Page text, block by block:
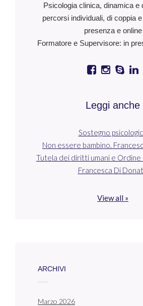
Psicologia clinica, dinamica e
percorsi individuali, di coppia
presenza e online
Formatore e Supervisore: in
Leggi anche
Sostegno
Non essere bambino.
Tutela dei diritti umani e Ordine
Francesca Di
View all »
ARCHIVI
Marzo 2026